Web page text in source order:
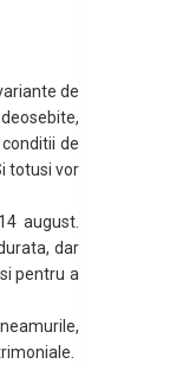
de
de
totusi vor
august.
dar
pentru a